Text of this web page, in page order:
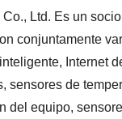
Ltd. Es un
conjuntamente
Internet
sensores de
del equipo,